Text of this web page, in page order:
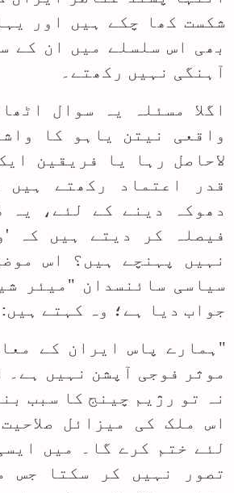
شکست کھا چکے ہیں اور
بھی اس سلسلے میں ان کے
آہنگی نہیں رکھتے۔
اگلا مسئلہ یہ سوال
واقعی نیتن یاہو کا
لاحاصل رہا یا فریقین
قدر اعتماد رکھتے ہیں
دھوکہ دینے کے لئے، یہ
فیصلہ کر دیتے ہیں کہ
نہیں پہنچے ہیں؟ اس
سیاسی سائنسدان "میئر
جواب دیا ہے؛ وہ کہتے ہیں:
"ہمارے پاس ایران کے
موثر فوجی آپشن نہیں ہے۔
نہ تو رژیم چینج کا سبب
اس ملک کی میزائل
لئے ختم کرے گا۔ میں
تصور نہیں کر سکتا جس